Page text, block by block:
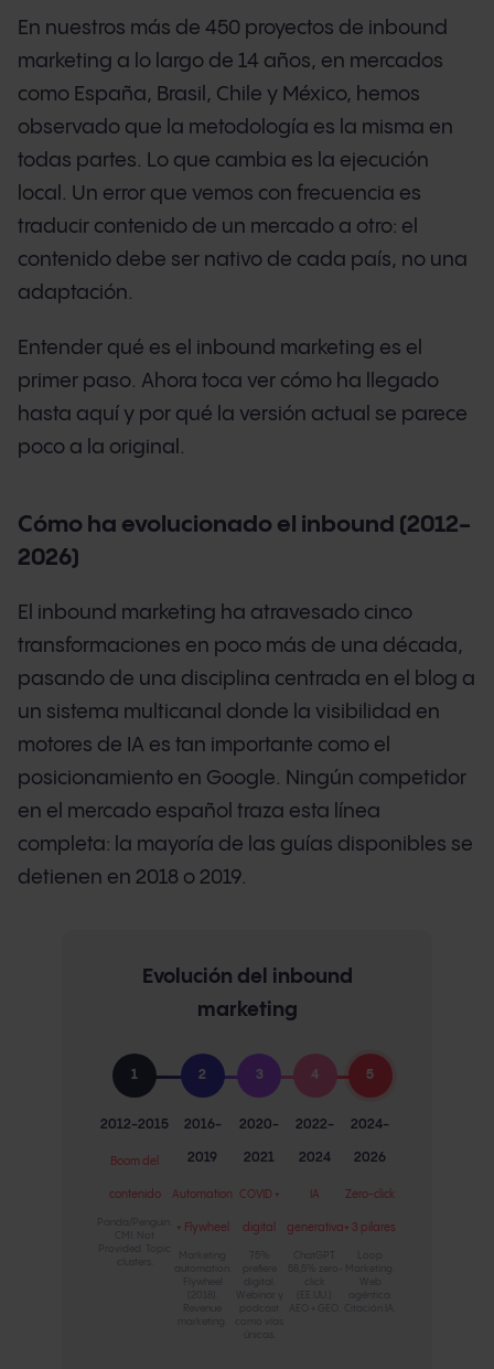
En nuestros más de 450 proyectos de inbound
marketing a lo largo de 14 años, en mercados
como España, Brasil, Chile y México, hemos
observado que la metodología es la misma en
todas partes. Lo que cambia es la ejecución
local. Un error que vemos con frecuencia es
traducir contenido de un mercado a otro: el
contenido debe ser nativo de cada país, no una
adaptación.
Entender qué es el inbound marketing es el
primer paso. Ahora toca ver cómo ha llegado
hasta aquí y por qué la versión actual se parece
poco a la original.
Cómo ha evolucionado el inbound (2012-
2026)
El inbound marketing ha atravesado cinco
transformaciones en poco más de una década,
pasando de una disciplina centrada en el blog a
un sistema multicanal donde la visibilidad en
motores de IA es tan importante como el
posicionamiento en Google. Ningún competidor
en el mercado español traza esta línea
completa: la mayoría de las guías disponibles se
detienen en 2018 o 2019.
Evolución del inbound
marketing
1
2012-2015
Boom del
contenido
2
2016-
2019
Automation
+ Flywheel
3
2020-
2021
COVID +
digital
4
2022-
2024
IA
generativa
5
2024-
2026
Zero-click
+ 3 pilares